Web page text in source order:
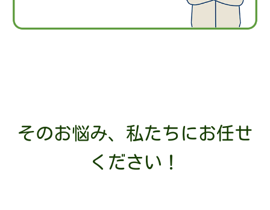
サンエイ工業 サンエー
そのお悩み、私たちにお任せ
ください！